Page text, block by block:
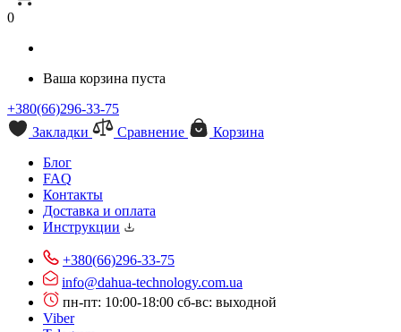
0
Ваша корзина пуста
+380(66)296-33-75
Закладки
Сравнение
Корзина
Блог
FAQ
Контакты
Доставка и оплата
Инструкции
+380(66)296-33-75
info@dahua-technology.com.ua
пн-пт: 10:00-18:00 сб-вс: выходной
Viber